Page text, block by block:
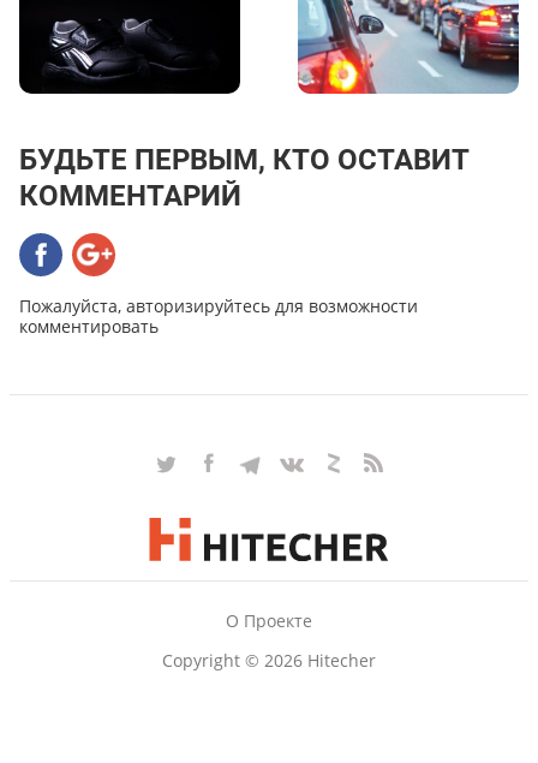
БУДЬТЕ ПЕРВЫМ, КТО ОСТАВИТ
КОММЕНТАРИЙ
Пожалуйста, авторизируйтесь для возможности
комментировать
Copyright © 2026 Hitecher
О Проекте